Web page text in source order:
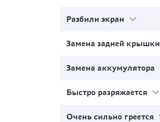
Разбили экран
Замена задней крышки
Замена аккумулятора
Быстро разряжается
Очень сильно греется